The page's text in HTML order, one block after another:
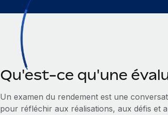
Qu'est-ce qu'une
Un examen du rendement est une
pour réfléchir aux réalisations, aux défis et